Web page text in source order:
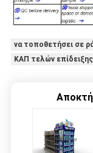
να τοποθετήσει σε
ΚΑΠ τελών επίδειξης